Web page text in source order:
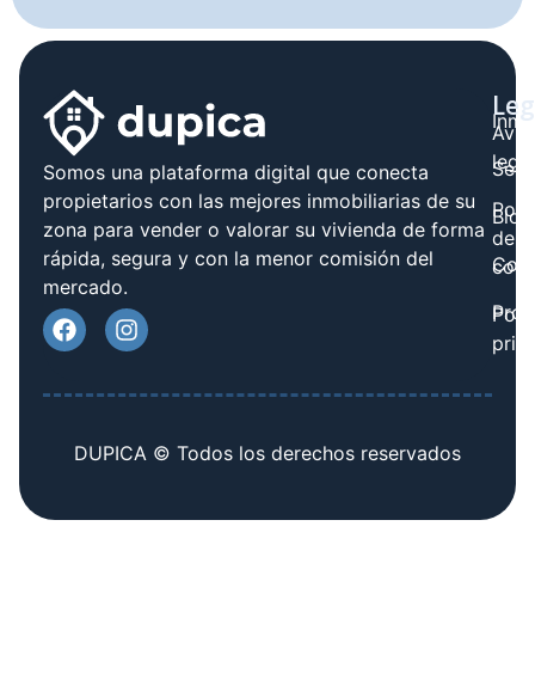
Somos una plataforma digital que conecta
propietarios con las mejores inmobiliarias de su
zona para vender o valorar su vivienda de forma
rápida, segura y con la menor comisión del
mercado.
Blog
legal
de
DUPICA © Todos los derechos reservados